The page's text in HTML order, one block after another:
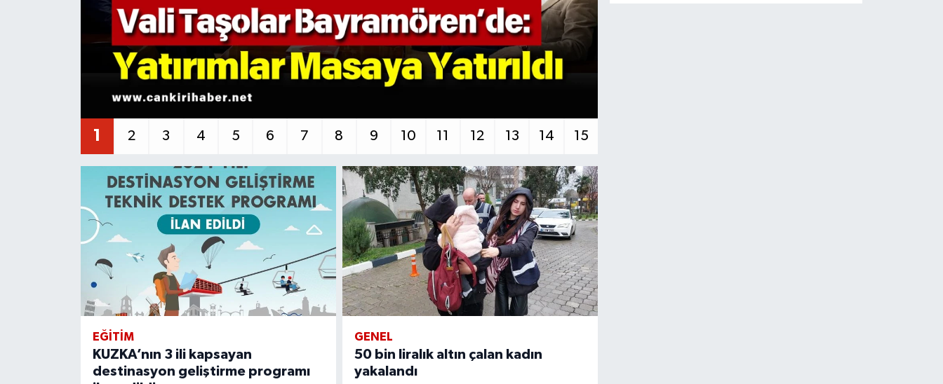
1 2 3 4 5 6 7 8 9 10 11 12 13 14 15
EĞİTİM
KUZKA’nın 3 ili kapsayan
destinasyon geliştirme programı
GENEL
50 bin liralık altın çalan kadın
yakalandı
KÜLTÜR SANAT
TEKNOLOJİ
VİZYONDAKİLER